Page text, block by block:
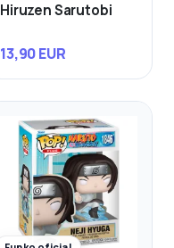
Hiruzen Sarutobi
13,90 EUR